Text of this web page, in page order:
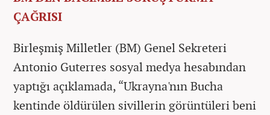
ÇAĞRISI
Birleşmiş Milletler (BM) Genel Sekreteri
Antonio Guterres sosyal medya hesabından
yaptığı açıklamada, “Ukrayna'nın Bucha
kentinde öldürülen sivillerin görüntüleri beni